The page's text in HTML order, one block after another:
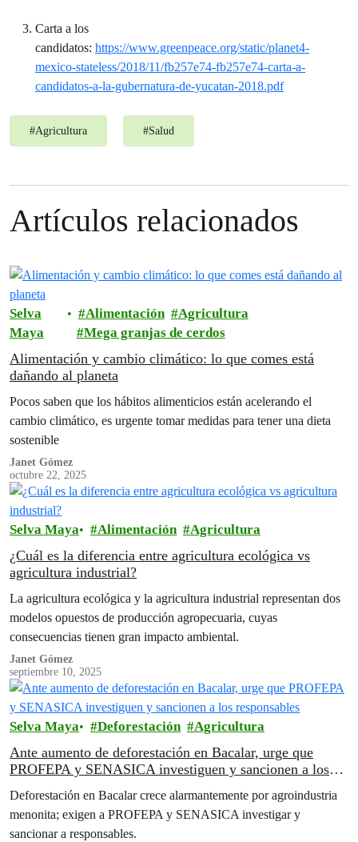
Carta a los
candidatos: https://www.greenpeace.org/static/planet4-
mexico-stateless/2018/11/fb257e74-fb257e74-carta-a-
candidatos-a-la-gubernatura-de-yucatan-2018.pdf
#Agricultura #Salud
Artículos relacionados
Selva
Maya
Alimentación
Agricultura
Mega granjas de cerdos
Alimentación y cambio climático: lo que comes está
dañando al planeta
Pocos saben que los hábitos alimenticios están acelerando el
cambio climático, es urgente tomar medidas para tener una dieta
sostenible
Janet Gómez
octubre 22, 2025
Selva Maya Alimentación Agricultura
¿Cuál es la diferencia entre agricultura ecológica vs
agricultura industrial?
La agricultura ecológica y la agricultura industrial representan dos
modelos opuestos de producción agropecuaria, cuyas
consecuencias tienen gran impacto ambiental.
Janet Gómez
septiembre 10, 2025
Selva Maya Deforestación Agricultura
Ante aumento de deforestación en Bacalar, urge que
PROFEPA y SENASICA investiguen y sancionen a los
responsables
Deforestación en Bacalar crece alarmantemente por agroindustria
menonita; exigen a PROFEPA y SENASICA investigar y
sancionar a responsables.